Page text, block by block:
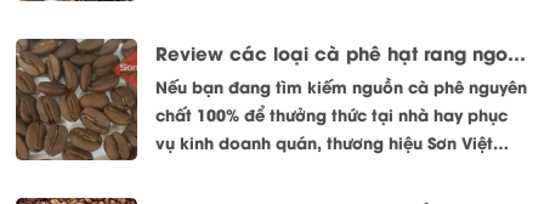
thị trường, người tiêu dùng ngày càng hoang
mang.
Review các loại cà phê hạt rang ngon nhất của thương hiệu Sơn Việt
Nếu bạn đang tìm kiếm nguồn cà phê nguyên
chất 100% để thưởng thức tại nhà hay phục
vụ kinh doanh quán, thương hiệu Sơn Việt
Lâm Đồng) chắc chắn là cái tên không thể